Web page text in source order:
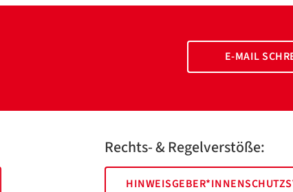
E-MAIL
Rechts- & Regelverstöße: